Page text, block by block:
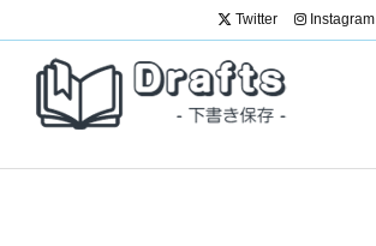
Twitter Instagram